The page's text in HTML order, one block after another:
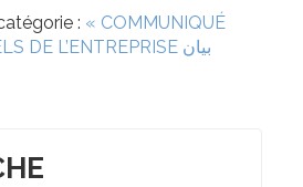
: « COMMUNIQUÉ
DE L’ENTREPRISE بيان